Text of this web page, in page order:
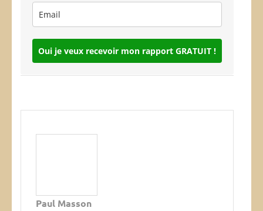
Oui je veux recevoir mon rapport GRATUIT !
Paul Masson